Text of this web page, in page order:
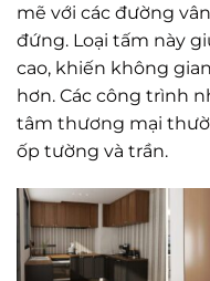
mẽ với các đường
đứng. Loại tấm này
cao, khiến không
hơn. Các công trình
tâm thương mại
ốp tường và trần.